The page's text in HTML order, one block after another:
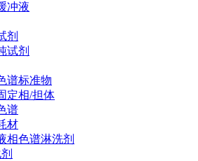
冲液
剂
试剂
谱标准物
定相/担体
谱
材
相色谱淋洗剂